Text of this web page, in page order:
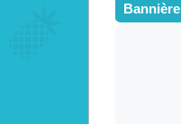
Bannière